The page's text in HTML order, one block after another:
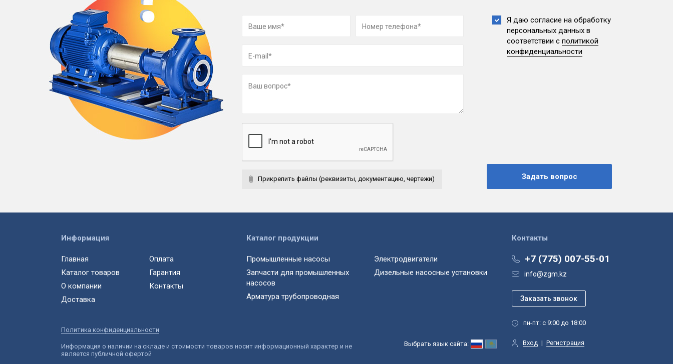
Прикрепить файлы (реквизиты, документацию, чертежи)
Я даю согласие на обработку
персональных данных в
соответствии с политикой
конфиденциальности
Контакты
+7 (775) 007-55-01
info@zgm.kz
пн-пт: с 9:00 до 18:00
Вход | Регистрация
Выбрать язык сайта:
Информация
Главная
Каталог товаров
О компании
Доставка
Оплата
Гарантия
Контакты
Каталог продукции
Промышленные насосы
Запчасти для промышленных
насосов
Арматура трубопроводная
Электродвигатели
Дизельные насосные установки
Политика конфиденциальности
Информация о наличии на складе и стоимости товаров носит информационный характер и не
является публичной офертой